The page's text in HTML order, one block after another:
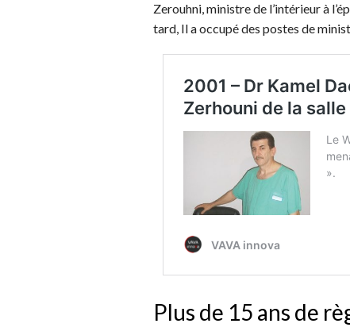
Zerouhni, ministre de l’intérieur à
tard, Il a occupé des postes de
Plus de 15 ans de